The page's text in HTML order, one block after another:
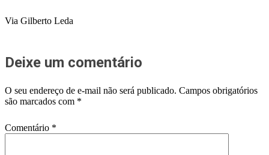
Via Gilberto Leda
Deixe um comentário
O seu endereço de e-mail não será publicado. Campos obrigatórios
são marcados com *
Comentário *